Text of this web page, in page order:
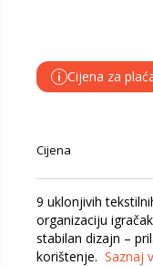
i Cijena za
Cijena
9 uklonjivih
organizaciju
stabilan dizajn –
korištenje. Saznaj